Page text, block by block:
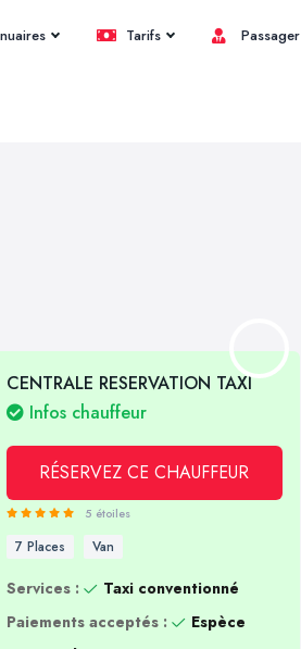
Tarifs Passager
CENTRALE RESERVATION TAXI
Infos chauffeur
RÉSERVEZ CE CHAUFFEUR
5 étoiles
7 Places Van
Services :
Taxi conventionné
Paiements acceptés :
Espèce